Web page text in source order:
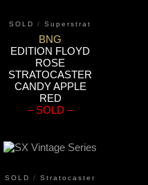
SOLD / Superstrat
BNG
EDITION FLOYD
ROSE
STRATOCASTER
CANDY APPLE
RED
– SOLD –
SOLD / Stratocaster